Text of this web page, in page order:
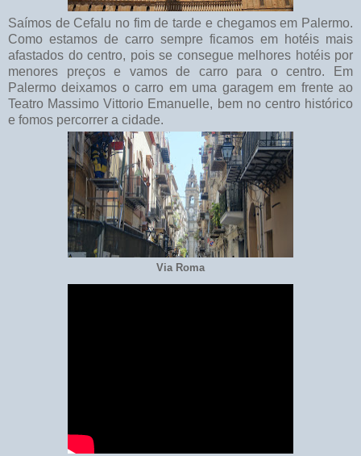
Saímos de Cefalu no fim de tarde e chegamos em Palermo.
Como estamos de carro sempre ficamos em hotéis mais
afastados do centro, pois se consegue melhores hotéis por
menores preços e vamos de carro para o centro. Em
Palermo deixamos o carro em uma garagem em frente ao
Teatro Massimo Vittorio Emanuelle, bem no centro histórico
e fomos percorrer a cidade.
Via Roma